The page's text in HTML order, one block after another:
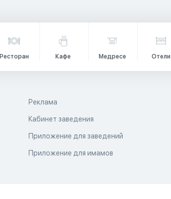
Ресторан Кафе Медресе Отели
Реклама
Кабинет заведения
Приложение для заведений
Приложение для имамов